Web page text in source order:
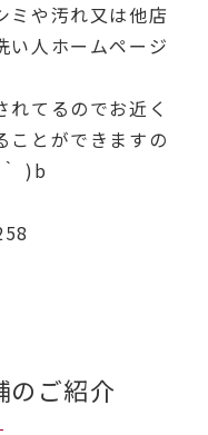
ミや汚れ又は他店
い人ホームページ
てるのでお近く
ことができますの
)b
のご紹介